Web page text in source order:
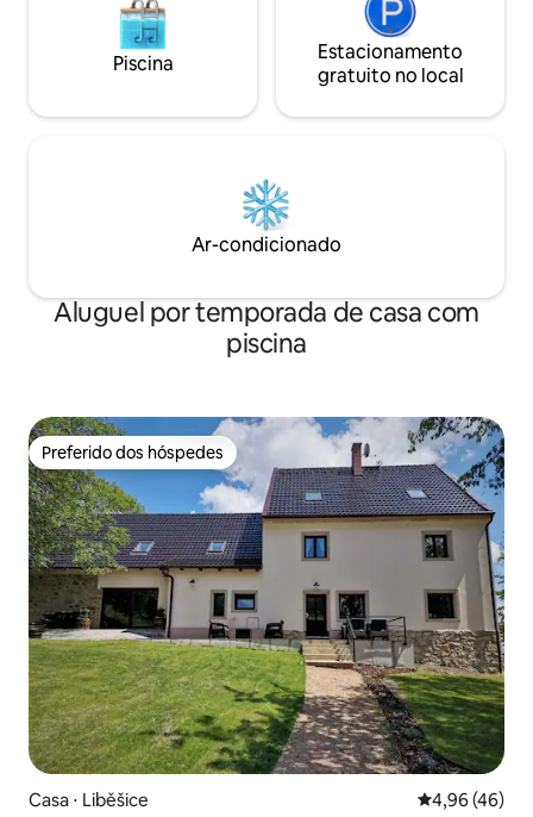
Piscina
Estacionamento
gratuito no local
Ar-condicionado
Aluguel por temporada de casa com
piscina
Preferido dos hóspedes
Preferido dos hóspedes
Casa ⋅ Liběšice 4,96 de uma
4,96 (46)